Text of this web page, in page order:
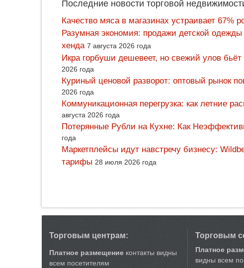
Последние новости торговой
Качество мяса в магазинах устраивает 67%
Разумная экономия: продажи детской
хенда 7 августа 2026 года
Икра горбуши дешевеет, но свежий улов
2026 года
Куриный ценовой разворот: оптовый рынок
2026 года
Коммуникационная перегрузка: как летние
августа 2026 года
Потерянные Рубли на Кухне: Как
года
Маркетплейсы идут навстречу бизнесу:
тарифы 28 июля 2026 года
Торговым центрам:
Платное размещение контакты видны
всем посетителям
Торговым
Платное
видны всем